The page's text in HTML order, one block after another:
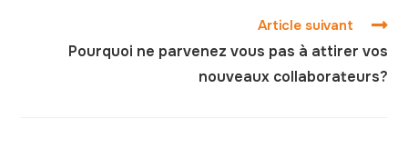
Article suivant
Pourquoi ne parvenez vous pas à attirer vos
nouveaux collaborateurs?